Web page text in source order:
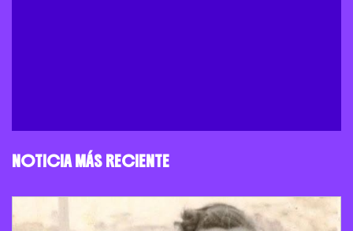
NOTICIA MÁS RECIENTE